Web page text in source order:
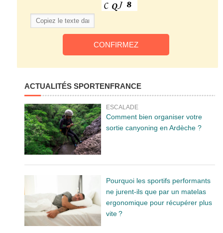
ACTUALITÉS SPORTENFRANCE
ESCALADE
Comment bien organiser votre
sortie canyoning en Ardèche ?
Pourquoi les sportifs performants
ne jurent-ils que par un matelas
ergonomique pour récupérer plus
vite ?